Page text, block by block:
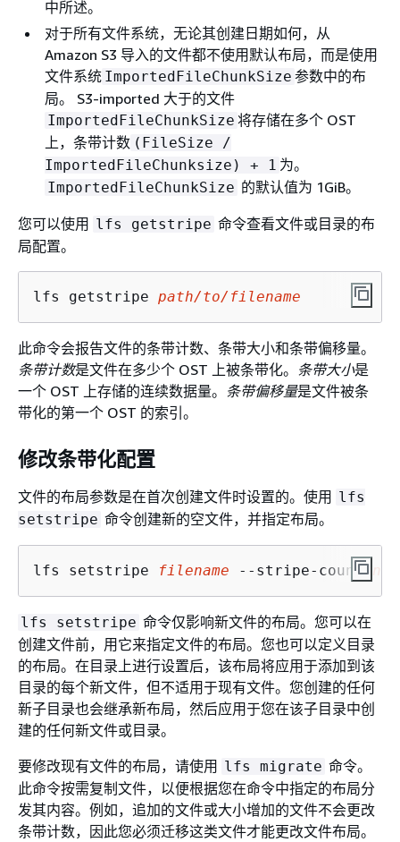
中所述。
对于所有文件系统，无论其创建日期如何，从
Amazon S3 导入的文件都不使用默认布局，而是使用
文件系统 ImportedFileChunkSize 参数中的布
局。 S3-imported 大于的文件
ImportedFileChunkSize 将存储在多个 OST
上，条带计数 (FileSize /
ImportedFileChunksize) + 1 为。
ImportedFileChunkSize 的默认值为 1GiB。
您可以使用 lfs getstripe 命令查看文件或目录的布
局配置。
lfs getstripe path/to/filename
此命令会报告文件的条带计数、条带大小和条带偏移量。
条带计数是文件在多少个 OST 上被条带化。 条带大小是
一个 OST 上存储的连续数据量。 条带偏移量是文件被条
带化的第一个 OST 的索引。
修改条带化配置
文件的布局参数是在首次创建文件时设置的。使用 lfs
setstripe 命令创建新的空文件，并指定布局。
lfs setstripe filename --stripe-count
lfs setstripe 命令仅影响新文件的布局。您可以在
创建文件前，用它来指定文件的布局。您也可以定义目录
的布局。在目录上进行设置后，该布局将应用于添加到该
目录的每个新文件，但不适用于现有文件。您创建的任何
新子目录也会继承新布局，然后应用于您在该子目录中创
建的任何新文件或目录。
要修改现有文件的布局，请使用 lfs migrate 命令。
此命令按需复制文件，以便根据您在命令中指定的布局分
发其内容。例如，追加的文件或大小增加的文件不会更改
条带计数，因此您必须迁移这类文件才能更改文件布局。